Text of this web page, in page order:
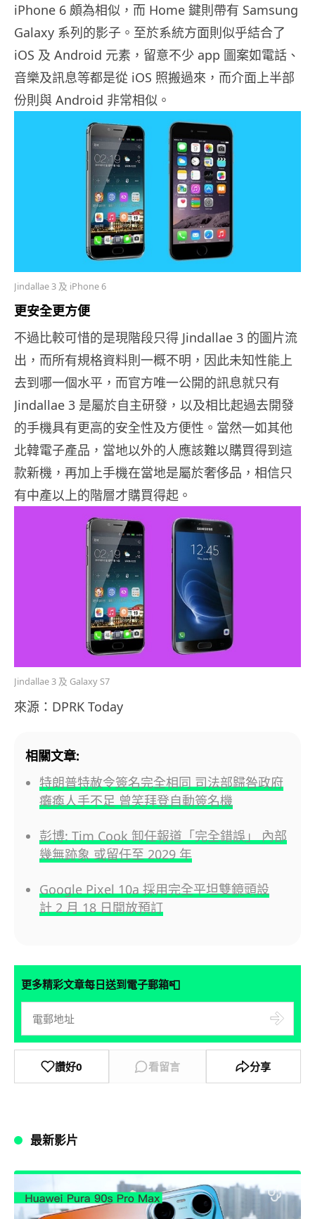
iPhone 6 頗為相似，而 Home 鍵則帶有 Samsung
Galaxy 系列的影子。至於系統方面則似乎結合了
iOS 及 Android 元素，留意不少 app 圖案如電話、
音樂及訊息等都是從 iOS 照搬過來，而介面上半部
份則與 Android 非常相似。
Jindallae 3 及 iPhone 6
更安全更方便
不過比較可惜的是現階段只得 Jindallae 3 的圖片流
出，而所有規格資料則一概不明，因此未知性能上
去到哪一個水平，而官方唯一公開的訊息就只有
Jindallae 3 是屬於自主研發，以及相比起過去開發
的手機具有更高的安全性及方便性。當然一如其他
北韓電子產品，當地以外的人應該難以購買得到這
款新機，再加上手機在當地是屬於奢侈品，相信只
有中產以上的階層才購買得起。
Jindallae 3 及 Galaxy S7
來源：DPRK Today
相關文章:
特朗普特赦令簽名完全相同 司法部歸咎政府
癱瘓人手不足 曾笑拜登自動簽名機
彭博: Tim Cook 卸任報道「完全錯誤」 內部
幾無跡象 或留任至 2029 年
Google Pixel 10a 採用完全平坦雙鏡頭設
計 2 月 18 日開放預訂
更多精彩文章每日送到電子郵箱📮
讚好0 看留言 分享
最新影片